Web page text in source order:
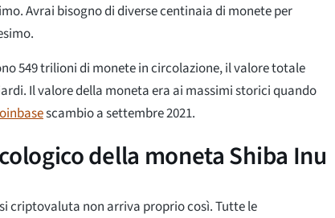
Avrai bisogno di diverse centinaia di monete per
549 trilioni di monete in circolazione, il valore totale
Il valore della moneta era ai massimi storici quando
scambio a settembre 2021.
della moneta Shiba Inu
criptovaluta non arriva proprio così. Tutte le